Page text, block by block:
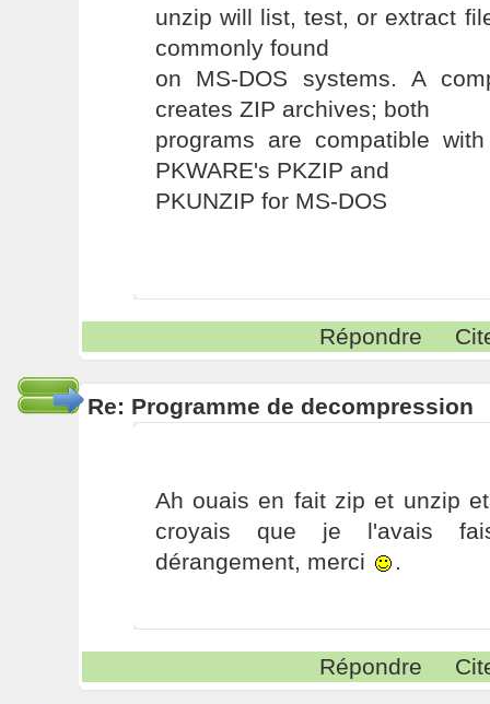
unzip will list, test, or extract
commonly found
on MS-DOS systems. A
creates ZIP archives; both
programs are compatible
PKWARE's PKZIP and
PKUNZIP for MS-DOS
Répondre
Re: Programme de decompression
Ah ouais en fait zip et unzip
croyais que je l'avais
dérangement, merci
.
Répondre